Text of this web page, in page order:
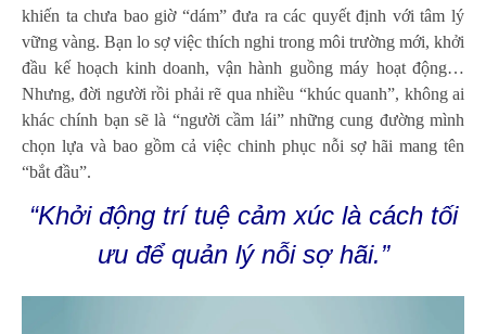
khiến ta chưa bao giờ “dám” đưa ra các quyết định với tâm lý
vững vàng. Bạn lo sợ việc thích nghi trong môi trường mới, khởi
đầu kế hoạch kinh doanh, vận hành guồng máy hoạt động…
Nhưng, đời người rồi phải rẽ qua nhiều “khúc quanh”, không ai
khác chính bạn sẽ là “người cầm lái” những cung đường mình
chọn lựa và bao gồm cả việc chinh phục nỗi sợ hãi mang tên
“bắt đầu”.
“Khởi động trí tuệ cảm xúc là cách tối
ưu để quản lý nỗi sợ hãi.”